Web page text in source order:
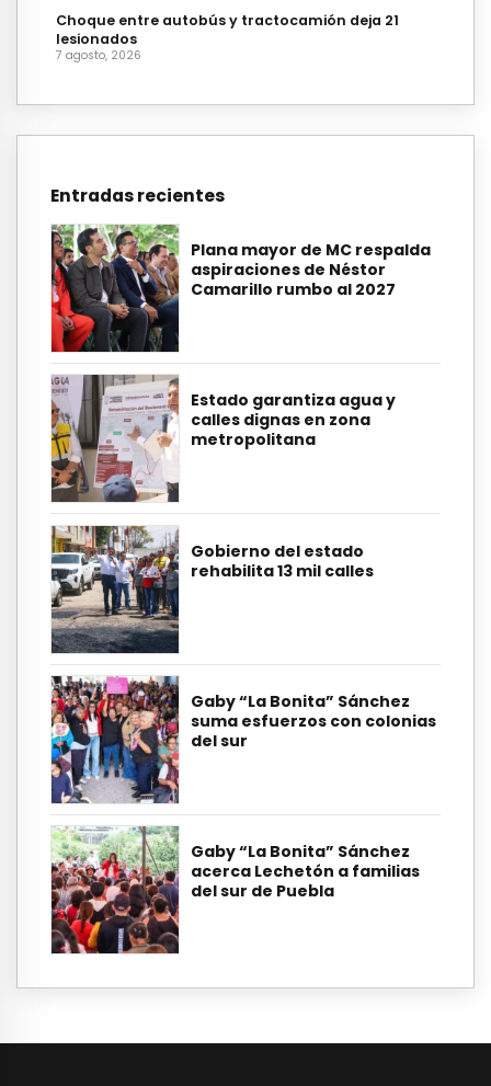
Choque entre autobús y tractocamión deja 21
lesionados
7 agosto, 2026
Entradas recientes
Plana mayor de MC respalda
aspiraciones de Néstor
Camarillo rumbo al 2027
Estado garantiza agua y
calles dignas en zona
metropolitana
Gobierno del estado
rehabilita 13 mil calles
Gaby “La Bonita” Sánchez
suma esfuerzos con colonias
del sur
Gaby “La Bonita” Sánchez
acerca Lechetón a familias
del sur de Puebla